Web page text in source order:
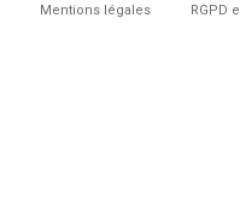
Mentions légales RGPD